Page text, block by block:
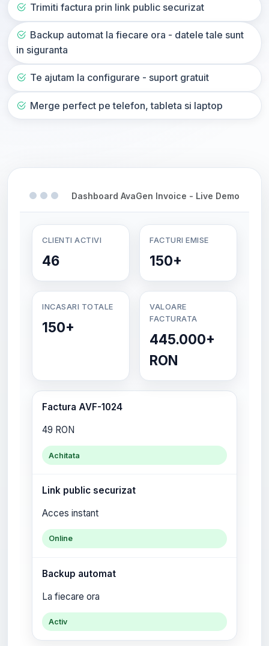
Trimiti factura prin link public securizat
Backup automat la fiecare ora - datele tale sunt
in siguranta
Te ajutam la configurare - suport gratuit
Merge perfect pe telefon, tableta si laptop
Dashboard AvaGen Invoice - Live Demo
CLIENTI ACTIVI
46
FACTURI EMISE
150+
INCASARI TOTALE
150+
VALOARE
FACTURATA
445.000+
RON
Factura AVF-1024
49 RON
Achitata
Link public securizat
Acces instant
Online
Backup automat
La fiecare ora
Activ